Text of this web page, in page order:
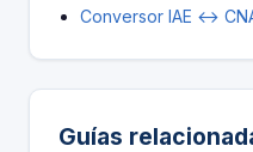
Conversor IAE ↔
Guías